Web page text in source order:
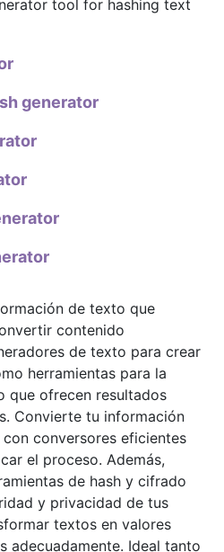
tool for hashing text
generator
de texto que
contenido
de texto para crear
herramientas para la
que ofrecen resultados
Convierte tu información
conversores eficientes
el proceso. Además,
de hash y cifrado
y privacidad de tus
textos en valores
adecuadamente. Ideal tanto